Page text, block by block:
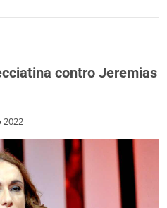
contro Jeremias
2022